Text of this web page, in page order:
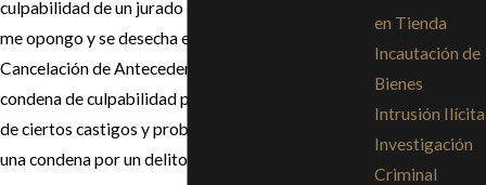
culpabilidad de un jurado o una declaración de no
me opongo y se desecha el caso subyacente. Una
Cancelación de Antecedentes Penales no borra una
condena de culpabilidad pero sí libera al individuo
de ciertos castigos y problemas relacionados con
una condena por un delito penal.
en Tienda
Incautación de
Bienes
Intrusión Ilícita
Investigación
Criminal